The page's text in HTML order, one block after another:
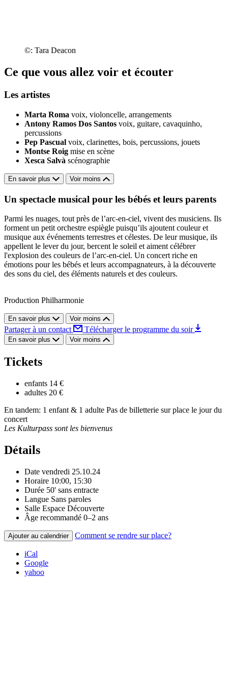
©: Tara Deacon
Ce que vous allez voir et écouter
Les artistes
Marta Roma voix, violoncelle, arrangements
Antony Ramos Dos Santos voix, guitare, cavaquinho,
percussions
Pep Pascual voix, clarinettes, bois, percussions, jouets
Montse Roig mise en scène
Xesca Salvà scénographie
En savoir plus Voir moins
Un spectacle musical pour les bébés et leurs parents
Parmi les nuages, tout près de l’arc-en-ciel, vivent des musiciens. Ils
forment un petit orchestre espiègle puisqu’ils ajoutent couleur et
musique aux événements terrestres et célestes. De leur musique, ils
appellent le lever du jour, bercent le soleil et aiment célébrer
l'explosion des couleurs de l’arc-en-ciel. Un concert riche en
émotions pour les bébés et leurs accompagnateurs, à la découverte
des sons du ciel, des éléments naturels et des couleurs.
Production Philharmonie
En savoir plus Voir moins
Partager à un contact Télécharger le programme du soir
En savoir plus Voir moins
Tickets
enfants 14 €
adultes 20 €
En tandem: 1 enfant & 1 adulte Pas de billetterie sur place le jour du
concert
Les Kulturpass sont les bienvenus
Détails
Date vendredi 25.10.24
Horaire 10:00, 15:30
Durée 50' sans entracte
Langue Sans paroles
Salle Espace Découverte
Âge recommandé 0–2 ans
Ajouter au calendrier Comment se rendre sur place?
iCal
Google
yahoo